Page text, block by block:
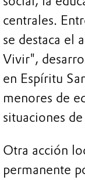
centrales.
se destaca el
Vivir",
en Espíritu
menores de
situaciones
Otra acción
permanente